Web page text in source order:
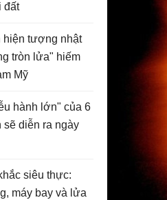
đất
hiện tượng nhật
tròn lửa" hiếm
Mỹ
hành lớn" của 6
sẽ diễn ra ngày
siêu thực:
máy bay và lửa